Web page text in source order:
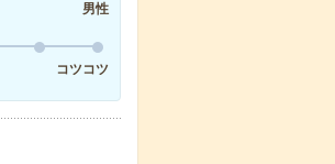
男性
コツコツ